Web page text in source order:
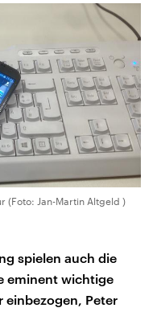
(Foto: Jan-Martin Altgeld )
spielen auch die
eminent wichtige
einbezogen, Peter